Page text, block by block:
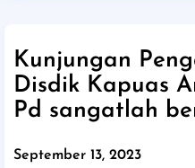
Kunjungan
Disdik Kapuas
Pd sangatlah
September 13, 2023